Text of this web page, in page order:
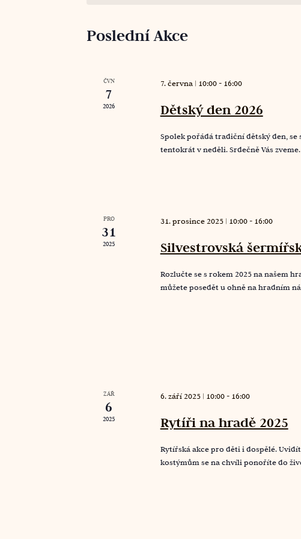
Poslední Akce
ČVN
7
2026
7. června | 10:00- 16:00
Dětský den 2026
Spolek pořádá tradiční dětský den, se
tentokrát v neděli. Srdečně Vás zveme.
PRO
31
2025
31. prosince 2025 | 10:00- 16:00
Silvestrovská
Rozlučte se s rokem 2025 na našem
můžete posedět u ohně na hradním
ZÁŘ
6
2025
6. září 2025 | 10:00- 16:00
Rytíři na hradě 2025
Rytířská akce pro děti i dospělé.
kostýmům se na chvíli ponoříte do